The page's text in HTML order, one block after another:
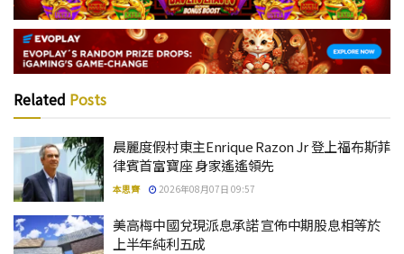
Related Posts
晨麗度假村東主Enrique Razon Jr 登上福布斯菲
律賓首富寶座 身家遙遙領先
本思齊 2026年08月07日 09:57
美高梅中國兌現派息承諾 宣佈中期股息相等於
上半年純利五成